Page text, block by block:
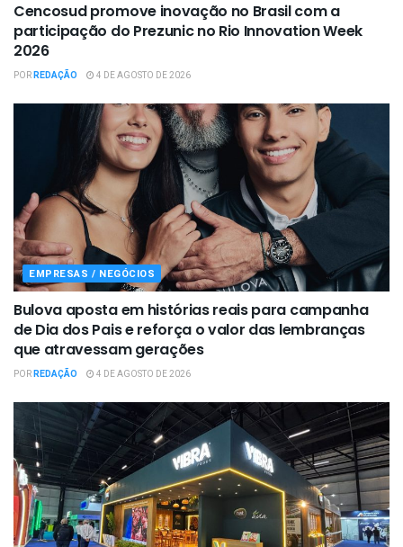
Cencosud promove inovação no Brasil com a
participação do Prezunic no Rio Innovation Week
2026
PORREDAÇÃO 4 DE AGOSTO DE 2026
EMPRESAS / NEGÓCIOS
Bulova aposta em histórias reais para campanha
de Dia dos Pais e reforça o valor das lembranças
que atravessam gerações
PORREDAÇÃO 4 DE AGOSTO DE 2026